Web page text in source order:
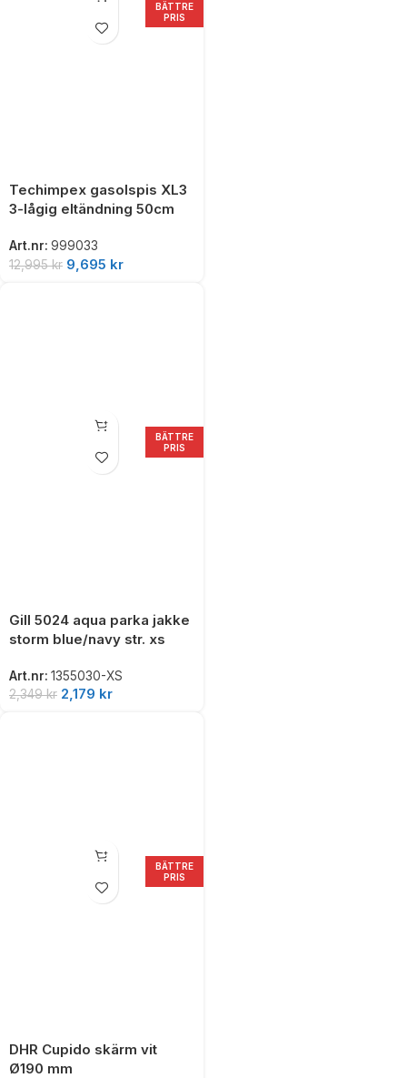
BÄTTRE
PRIS
Techimpex gasolspis XL3
3-lågig eltändning 50cm
Art.nr: 999033
12,995kr 9,695 kr
BÄTTRE
PRIS
Gill 5024 aqua parka jakke
storm blue/navy str. xs
Art.nr: 1355030-XS
2,349kr 2,179 kr
BÄTTRE
PRIS
DHR Cupido skärm vit
Ø190 mm